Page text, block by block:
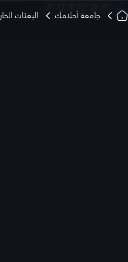
جامعة أحلامك البعثات